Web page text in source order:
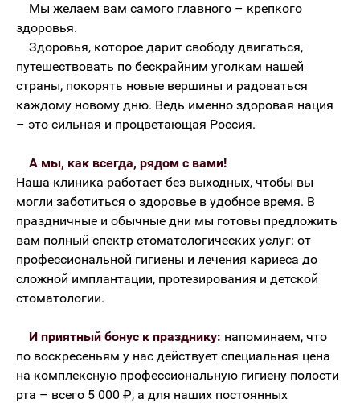
Мы желаем вам самого главного – крепкого
здоровья.
Здоровья, которое дарит свободу двигаться,
путешествовать по бескрайним уголкам нашей
страны, покорять новые вершины и радоваться
каждому новому дню. Ведь именно здоровая нация
– это сильная и процветающая Россия.
А мы, как всегда, рядом с вами!
Наша клиника работает без выходных, чтобы вы
могли заботиться о здоровье в удобное время. В
праздничные и обычные дни мы готовы предложить
вам полный спектр стоматологических услуг: от
профессиональной гигиены и лечения кариеса до
сложной имплантации, протезирования и детской
стоматологии.
И приятный бонус к празднику: напоминаем, что
по воскресеньям у нас действует специальная цена
на комплексную профессиональную гигиену полости
рта – всего 5 000 ₽, а для наших постоянных